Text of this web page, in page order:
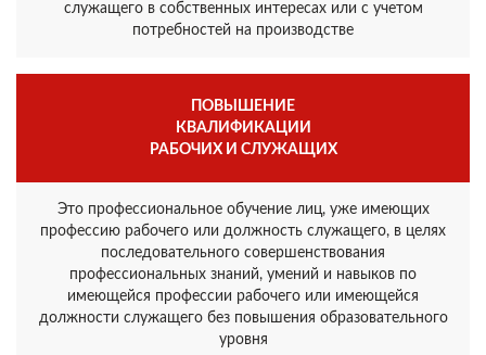
служащего в собственных интересах или с учетом
потребностей на производстве
ПОВЫШЕНИЕ
КВАЛИФИКАЦИИ
РАБОЧИХ И СЛУЖАЩИХ
Это профессиональное обучение лиц, уже имеющих
профессию рабочего или должность служащего, в целях
последовательного совершенствования
профессиональных знаний, умений и навыков по
имеющейся профессии рабочего или имеющейся
должности служащего без повышения образовательного
уровня